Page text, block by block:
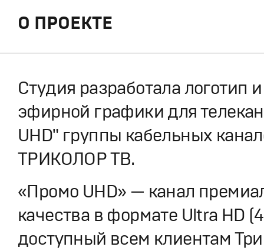
О ПРОЕКТЕ
Студия разработала логотип
эфирной графики для
UHD" группы кабельных
ТРИКОЛОР ТВ.
«Промо UHD» — канал
качества в формате Ultra HD
доступный всем клиентам